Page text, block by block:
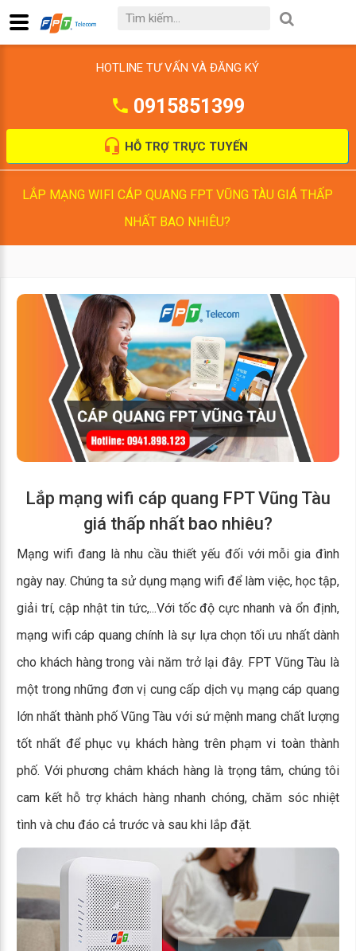
HOTLINE TƯ VẤN VÀ ĐĂNG KÝ
0915851399
HỖ TRỢ TRỰC TUYẾN
LẮP MẠNG WIFI CÁP QUANG FPT VŨNG TÀU GIÁ THẤP
NHẤT BAO NHIÊU?
Lắp mạng wifi cáp quang FPT Vũng Tàu
giá thấp nhất bao nhiêu?
Mạng wifi đang là nhu cầu thiết yếu đối với mỗi gia đình
ngày nay. Chúng ta sử dụng mạng wifi để làm việc, học tập,
giải trí, cập nhật tin tức,...Với tốc độ cực nhanh và ổn định,
mạng wifi cáp quang chính là sự lựa chọn tối ưu nhất dành
cho khách hàng trong vài năm trở lại đây. FPT Vũng Tàu là
một trong những đơn vị cung cấp dịch vụ mạng cáp quang
lớn nhất thành phố Vũng Tàu với sứ mệnh mang chất lượng
tốt nhất để phục vụ khách hàng trên phạm vi toàn thành
phố. Với phương châm khách hàng là trọng tâm, chúng tôi
cam kết hỗ trợ khách hàng nhanh chóng, chăm sóc nhiệt
tình và chu đáo cả trước và sau khi lắp đặt.